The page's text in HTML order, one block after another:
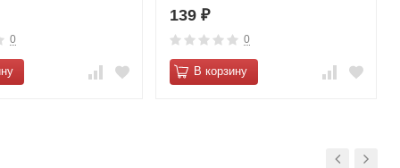
0
139 ₽
0
В корзину